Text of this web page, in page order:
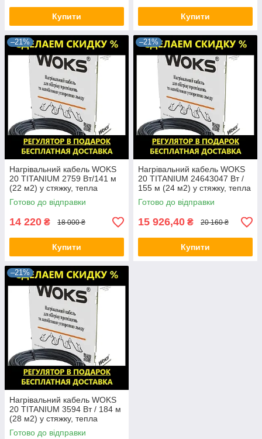
Купити Купити
–21%
Нагрівальний кабель WOKS
20 TITANIUM 2759 Вт/141 м
(22 м2) у стяжку, тепла
підлога електрична Вокс
Готово до відправки
14 220 ₴ 18 000 ₴
Купити
–21%
Нагрівальний кабель WOKS
20 TITANIUM 24643047 Вт /
155 м (24 м2) у стяжку, тепла
підлога електрична Вокс
Готово до відправки
15 926,40 ₴ 20 160 ₴
Купити
–21%
Нагрівальний кабель WOKS
20 TITANIUM 3594 Вт / 184 м
(28 м2) у стяжку, тепла
підлога електрична Вокс
Готово до відправки